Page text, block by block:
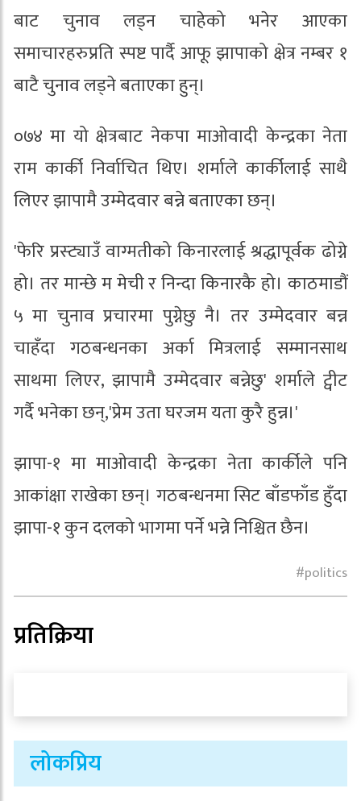
बाट चुनाव लड्न चाहेको भनेर आएका
समाचारहरुप्रति स्पष्ट पार्दै आफू झापाको क्षेत्र नम्बर १
बाटै चुनाव लड्ने बताएका हुन्।
०७४ मा यो क्षेत्रबाट नेकपा माओवादी केन्द्रका नेता
राम कार्की निर्वाचित थिए। शर्माले कार्कीलाई साथै
लिएर झापामै उम्मेदवार बन्ने बताएका छन्।
'फेरि प्रस्ट्याउँ वाग्मतीको किनारलाई श्रद्धापूर्वक ढोग्ने
हो। तर मान्छे म मेची र निन्दा किनारकै हो। काठमाडौं
५ मा चुनाव प्रचारमा पुग्नेछु नै। तर उम्मेदवार बन्न
चाहँदा गठबन्धनका अर्का मित्रलाई सम्मानसाथ
साथमा लिएर, झापामै उम्मेदवार बन्नेछु' शर्माले ट्वीट
गर्दै भनेका छन्,'प्रेम उता घरजम यता कुरै हुन्न।'
झापा-१ मा माओवादी केन्द्रका नेता कार्कीले पनि
आकांक्षा राखेका छन्। गठबन्धनमा सिट बाँडफाँड हुँदा
झापा-१ कुन दलको भागमा पर्ने भन्ने निश्चित छैन।
politics
प्रतिक्रिया
लोकप्रिय